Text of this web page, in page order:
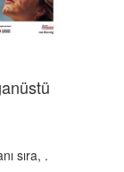
sıra, .